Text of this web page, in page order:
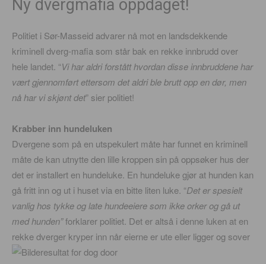
Ny dvergmafia oppdaget!
Politiet i Sør-Masseid advarer nå mot en landsdekkende
kriminell dverg-mafia som står bak en rekke innbrudd over
hele landet. “Vi har aldri forstått hvordan disse innbruddene har
vært gjennomført ettersom det aldri ble brutt opp en dør, men
nå har vi skjønt det” sier politiet!
Krabber inn hundeluken
Dvergene som på en utspekulert måte har funnet en kriminell
måte de kan utnytte den lille kroppen sin på oppsøker hus der
det er installert en hundeluke. En hundeluke gjør at hunden kan
gå fritt inn og ut i huset via en bitte liten luke. “Det er spesielt
vanlig hos tykke og late hundeeiere som ikke orker og gå ut
med hunden”forklarer politiet. Det er altså i denne luken at en
rekke dverger kryper inn når eierne er ute eller ligger og sover